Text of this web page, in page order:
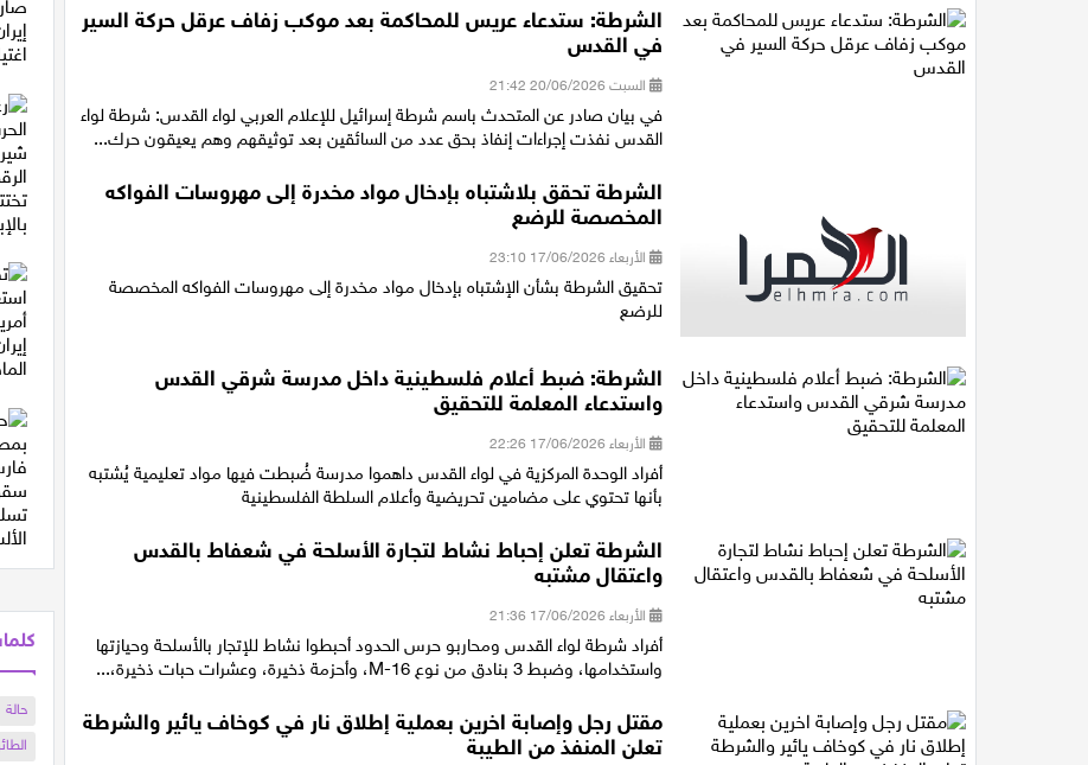
الشرطة: ستدعاء عريس للمحاكمة بعد موكب زفاف عرقل حركة السير
في القدس
السبت 20/06/2026 21:42
في بيان صادر عن المتحدث باسم شرطة إسرائيل للإعلام العربي لواء القدس: شرطة لواء
القدس نفذت إجراءات إنفاذ بحق عدد من السائقين بعد توثيقهم وهم يعيقون حرك...
الشرطة تحقق بلاشتباه بإدخال مواد مخدرة إلى مهروسات الفواكه
المخصصة للرضع
الأربعاء 17/06/2026 23:10
تحقيق الشرطة بشأن الإشتباه بإدخال مواد مخدرة إلى مهروسات الفواكه المخصصة
للرضع
الشرطة: ضبط أعلام فلسطينية داخل مدرسة شرقي القدس
واستدعاء المعلمة للتحقيق
الأربعاء 17/06/2026 22:26
أفراد الوحدة المركزية في لواء القدس داهموا مدرسة ضُبطت فيها مواد تعليمية يُشتبه
بأنها تحتوي على مضامين تحريضية وأعلام السلطة الفلسطينية
الشرطة تعلن إحباط نشاط لتجارة الأسلحة في شعفاط بالقدس
واعتقال مشتبه
الأربعاء 17/06/2026 21:36
أفراد شرطة لواء القدس ومحاربو حرس الحدود أحبطوا نشاط للإتجار بالأسلحة وحيازتها
واستخدامها، وضبط 3 بنادق من نوع M-16، وأحزمة ذخيرة، وعشرات حبات ذخيرة،...
مقتل رجل وإصابة اخرين بعملية إطلاق نار في كوخاف يائير والشرطة
تعلن المنفذ من الطيبة
حالة